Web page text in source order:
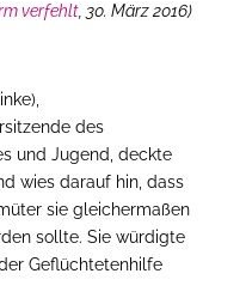
verfehlt , 30. März 2016)
des
und Jugend, deckte
wies darauf hin, dass
sie gleichermaßen
sollte. Sie würdigte
Geflüchtetenhilfe